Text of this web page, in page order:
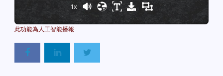
1x